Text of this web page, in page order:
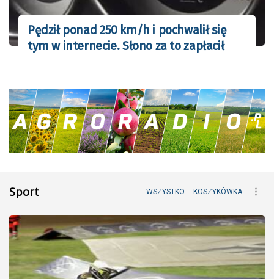
Pędził ponad 250 km/h i pochwalił się
tym w internecie. Słono za to zapłacił
Sport WSZYSTKO KOSZYKÓWKA